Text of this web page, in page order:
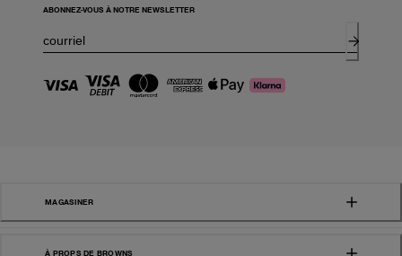
ABONNEZ-VOUS À NOTRE NEWSLETTER
MAGASINER
À PROPS DE BROWNS